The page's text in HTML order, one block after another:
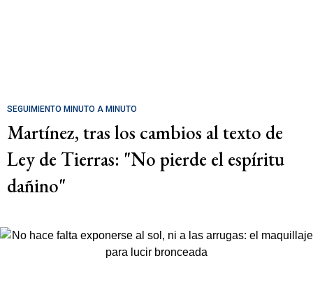
SEGUIMIENTO MINUTO A MINUTO
Martínez, tras los cambios al texto de
Ley de Tierras: "No pierde el espíritu
dañino"